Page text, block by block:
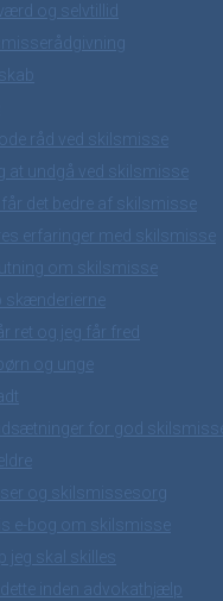
og selvtillid
råd ved skilsmisse
at undgå ved skilsmisse
får det bedre af skilsmisse
erfaringer med skilsmisse
om skilsmisse
skænderierne
ret og jeg får fred
og unge
for god skilsmisse
og skilsmissesorg
e-bog om skilsmisse
jeg skal skilles
dette inden advokathjælp